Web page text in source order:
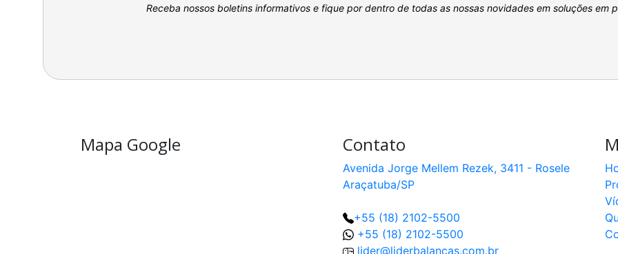
Receba nossos boletins informativos e fique por dentro de todas as nossas novidades em soluções em
Mapa Google Contato
Avenida Jorge Mellem Rezek, 3411 - Rosele
Araçatuba/SP
+55 (18) 2102-5500
+55 (18) 2102-5500
lider@liderbalancas.com.br